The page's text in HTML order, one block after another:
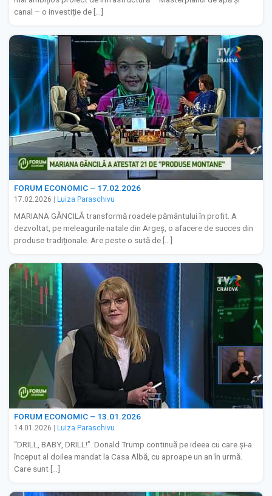
canal – o investiție de […]
FORUM ECONOMIC – 17.02.2026
17.02.2026 Luiza Paraschivu
MARIANA GĂNCILĂ transformă roadele pământului în profit. A
dezvoltat, pe meleagurile natale din Argeș, o afacere de succes din
produse tradiționale. Are peste o sută de […]
FORUM ECONOMIC – 13.01.2026
14.01.2026 Luiza Paraschivu
“DRILL, BABY, DRILL!”. Donald Trump continuă pe ideea cu care și-a
început al doilea mandat la Casa Albă, cu aproape un an în urmă.
Care sunt […]